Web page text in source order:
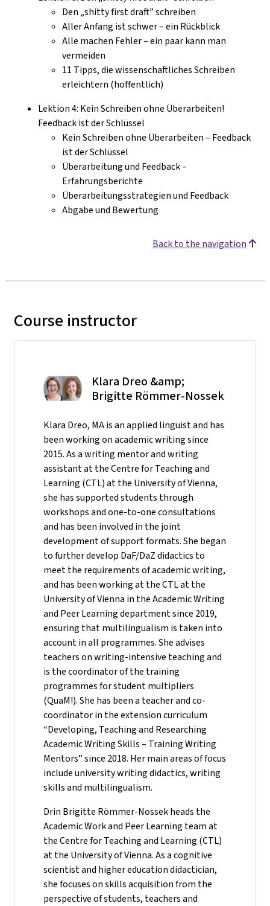
Den „shitty first draft” schreiben
Aller Anfang ist schwer – ein Rückblick
Alle machen Fehler – ein paar kann man
vermeiden
11 Tipps, die wissenschaftliches Schreiben
erleichtern (hoffentlich)
Lektion 4: Kein Schreiben ohne Überarbeiten!
Feedback ist der Schlüssel
Kein Schreiben ohne Überarbeiten – Feedback
ist der Schlüssel
Überarbeitung und Feedback –
Erfahrungsberichte
Überarbeitungsstrategien und Feedback
Abgabe und Bewertung
Back to the navigation
Course instructor
Klara Dreo &amp;
Brigitte Römmer-Nossek
Klara Dreo, MA is an applied linguist and has
been working on academic writing since
2015. As a writing mentor and writing
assistant at the Centre for Teaching and
Learning (CTL) at the University of Vienna,
she has supported students through
workshops and one-to-one consultations
and has been involved in the joint
development of support formats. She began
to further develop DaF/DaZ didactics to
meet the requirements of academic writing,
and has been working at the CTL at the
University of Vienna in the Academic Writing
and Peer Learning department since 2019,
ensuring that multilingualism is taken into
account in all programmes. She advises
teachers on writing-intensive teaching and
is the coordinator of the training
programmes for student multipliers
(QuaM!). She has been a teacher and co-
coordinator in the extension curriculum
“Developing, Teaching and Researching
Academic Writing Skills – Training Writing
Mentors” since 2018. Her main areas of focus
include university writing didactics, writing
skills and multilingualism.
Drin Brigitte Römmer-Nossek heads the
Academic Work and Peer Learning team at
the Centre for Teaching and Learning (CTL)
at the University of Vienna. As a cognitive
scientist and higher education didactician,
she focuses on skills acquisition from the
perspective of students, teachers and